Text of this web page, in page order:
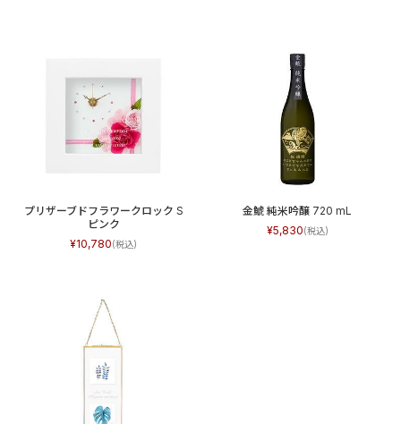
プリザーブドフラワークロック S
ピンク
10,780
金鯱 純米吟醸 720 mL
5,830